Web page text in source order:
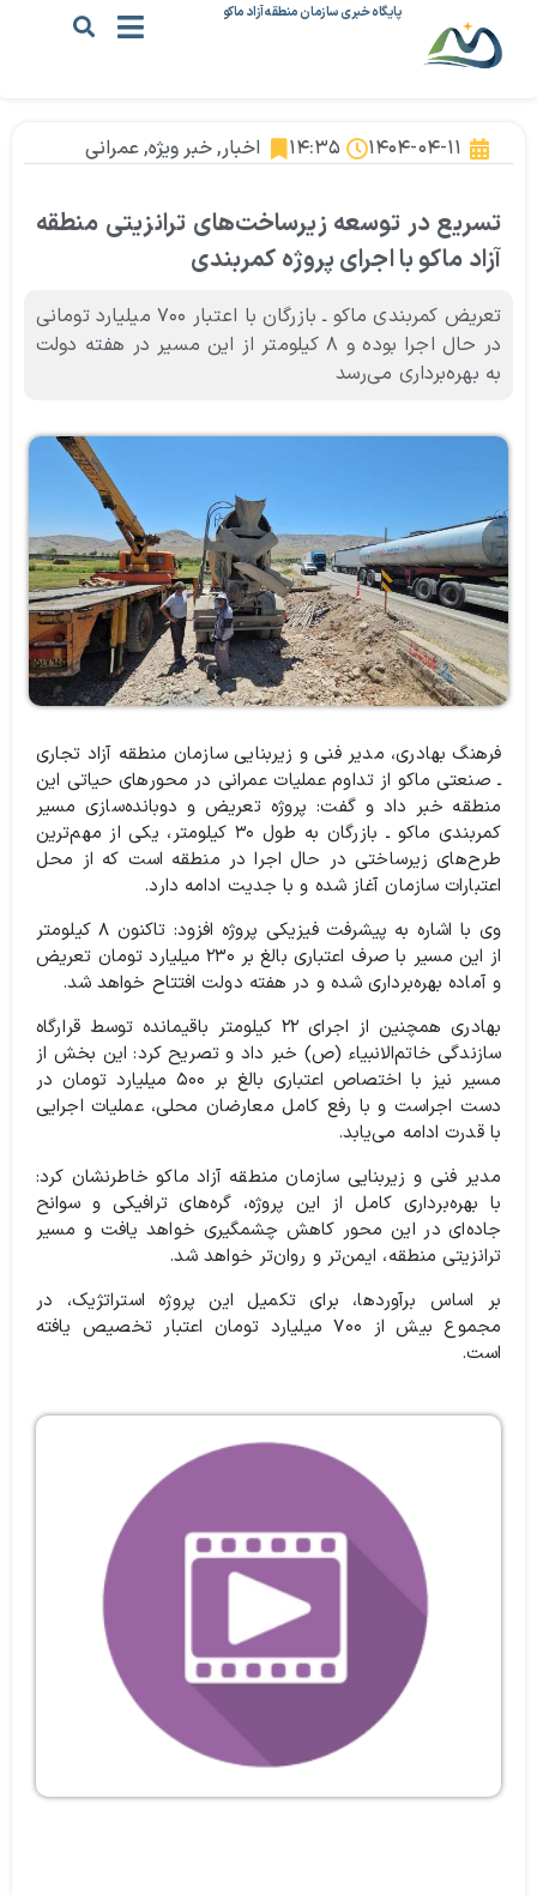
پایگاه خبری سازمان منطقه آزاد ماکو
۱۴۰۴-۰۴-۱۱ ۱۴:۳۵ اخبار,خبر ویژه,عمرانی
تسریع در توسعه زیرساخت‌های ترانزیتی منطقه
آزاد ماکو با اجرای پروژه کمربندی
تعریض کمربندی ماکو ـ بازرگان با اعتبار ۷۰۰ میلیارد تومانی
در حال اجرا بوده و ۸ کیلومتر از این مسیر در هفته دولت
به بهره‌برداری می‌رسد
فرهنگ بهادری، مدیر فنی و زیربنایی سازمان منطقه آزاد تجاری
ـ صنعتی ماکو از تداوم عملیات عمرانی در محورهای حیاتی این
منطقه خبر داد و گفت: پروژه تعریض و دوبانده‌سازی مسیر
کمربندی ماکو ـ بازرگان به طول ۳۰ کیلومتر، یکی از مهم‌ترین
طرح‌های زیرساختی در حال اجرا در منطقه است که از محل
اعتبارات سازمان آغاز شده و با جدیت ادامه دارد.
وی با اشاره به پیشرفت فیزیکی پروژه افزود: تاکنون ۸ کیلومتر
از این مسیر با صرف اعتباری بالغ بر ۲۳۰ میلیارد تومان تعریض
و آماده بهره‌برداری شده و در هفته دولت افتتاح خواهد شد.
بهادری همچنین از اجرای ۲۲ کیلومتر باقیمانده توسط قرارگاه
سازندگی خاتم‌الانبیاء (ص) خبر داد و تصریح کرد: این بخش از
مسیر نیز با اختصاص اعتباری بالغ بر ۵۰۰ میلیارد تومان در
دست اجراست و با رفع کامل معارضان محلی، عملیات اجرایی
با قدرت ادامه می‌یابد.
مدیر فنی و زیربنایی سازمان منطقه آزاد ماکو خاطرنشان کرد:
با بهره‌برداری کامل از این پروژه، گره‌های ترافیکی و سوانح
جاده‌ای در این محور کاهش چشمگیری خواهد یافت و مسیر
ترانزیتی منطقه، ایمن‌تر و روان‌تر خواهد شد.
بر اساس برآوردها، برای تکمیل این پروژه استراتژیک، در
مجموع بیش از ۷۰۰ میلیارد تومان اعتبار تخصیص یافته
است.